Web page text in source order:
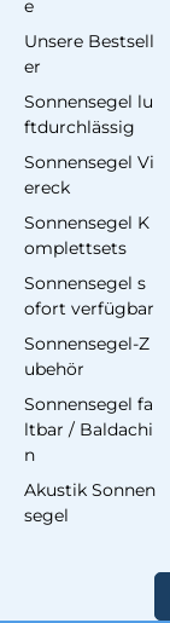
e
Unsere Bestsell
er
Sonnensegel lu
ftdurchlässig
Sonnensegel Vi
ereck
Sonnensegel K
omplettsets
Sonnensegel s
ofort verfügbar
Sonnensegel-Z
ubehör
Sonnensegel fa
ltbar / Baldachi
n
Akustik Sonnen
segel